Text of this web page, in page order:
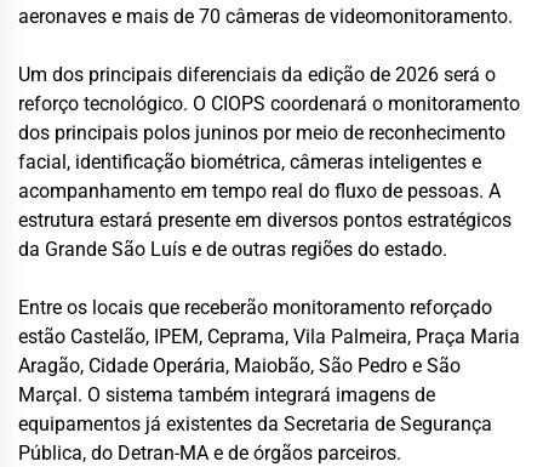
aeronaves e mais de 70 câmeras de videomonitoramento.
Um dos principais diferenciais da edição de 2026 será o
reforço tecnológico. O CIOPS coordenará o monitoramento
dos principais polos juninos por meio de reconhecimento
facial, identificação biométrica, câmeras inteligentes e
acompanhamento em tempo real do fluxo de pessoas. A
estrutura estará presente em diversos pontos estratégicos
da Grande São Luís e de outras regiões do estado.
Entre os locais que receberão monitoramento reforçado
estão Castelão, IPEM, Ceprama, Vila Palmeira, Praça Maria
Aragão, Cidade Operária, Maiobão, São Pedro e São
Marçal. O sistema também integrará imagens de
equipamentos já existentes da Secretaria de Segurança
Pública, do Detran-MA e de órgãos parceiros.